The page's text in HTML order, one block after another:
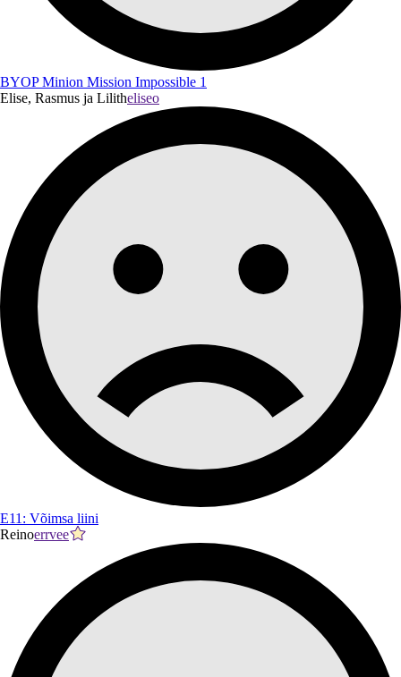
BYOP Minion Mission Impossible 1
Elise, Rasmus ja Lilitheliseo
E11: Võimsa liini
Reinoerrvee